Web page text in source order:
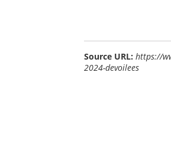
Source URL: https://
2024-devoilees